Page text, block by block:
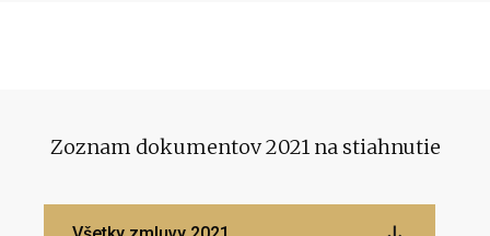
Zoznam dokumentov 2021 na stiahnutie